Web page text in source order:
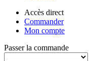
Accès direct
Commander
Mon compte
Passer la commande